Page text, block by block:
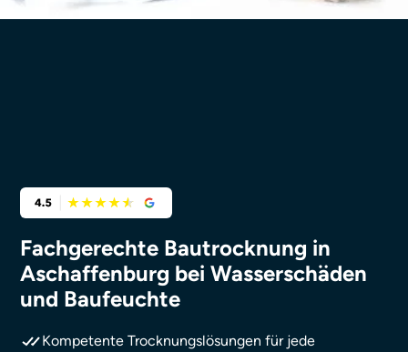
Fachgerechte Bautrocknung in
Aschaffenburg bei Wasserschäden
und Baufeuchte
Kompetente Trocknungslösungen für jede